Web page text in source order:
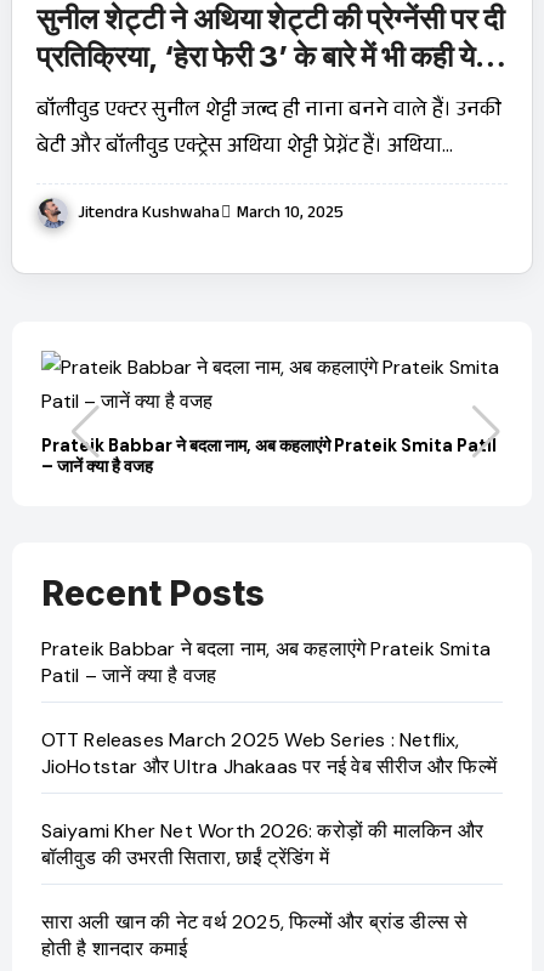
सुनील शेट्टी ने अथिया शेट्टी की प्रेग्नेंसी पर दी
प्रतिक्रिया, ‘हेरा फेरी 3’ के बारे में भी कही ये
बात
बॉलीवुड एक्टर सुनील शेट्टी जल्द ही नाना बनने वाले हैं। उनकी
बेटी और बॉलीवुड एक्ट्रेस अथिया शेट्टी प्रेग्नेंट हैं। अथिया…
Jitendra Kushwaha March 10, 2025
Prateik Babbar ने बदला नाम, अब कहलाएंगे Prateik Smita Patil
– जानें क्या है वजह
Recent Posts
Prateik Babbar ने बदला नाम, अब कहलाएंगे Prateik Smita
Patil – जानें क्या है वजह
OTT Releases March 2025 Web Series : Netflix,
JioHotstar और Ultra Jhakaas पर नई वेब सीरीज और फिल्में
Saiyami Kher Net Worth 2026: करोड़ों की मालकिन और
बॉलीवुड की उभरती सितारा, छाईं ट्रेंडिंग में
सारा अली खान की नेट वर्थ 2025, फिल्मों और ब्रांड डील्स से
होती है शानदार कमाई